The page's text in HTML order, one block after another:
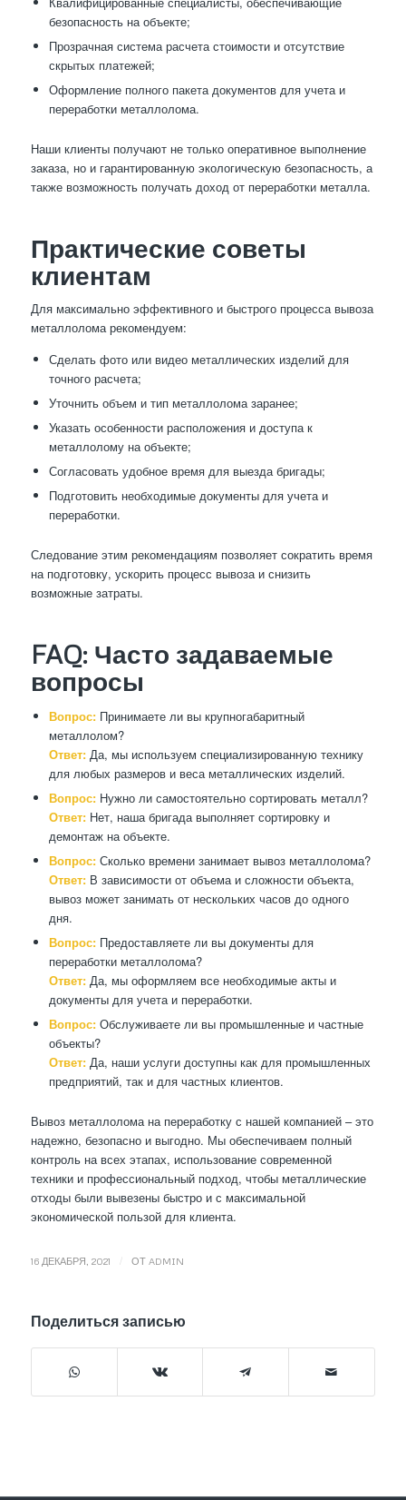
безопасность на объекте;
Прозрачная система расчета стоимости и отсутствие
скрытых платежей;
Оформление полного пакета документов для учета и
переработки металлолома.
Наши клиенты получают не только оперативное выполнение
заказа, но и гарантированную экологическую безопасность, а
также возможность получать доход от переработки металла.
Практические советы
клиентам
Для максимально эффективного и быстрого процесса вывоза
металлолома рекомендуем:
Сделать фото или видео металлических изделий для
точного расчета;
Уточнить объем и тип металлолома заранее;
Указать особенности расположения и доступа к
металлолому на объекте;
Согласовать удобное время для выезда бригады;
Подготовить необходимые документы для учета и
переработки.
Следование этим рекомендациям позволяет сократить время
на подготовку, ускорить процесс вывоза и снизить
возможные затраты.
FAQ: Часто задаваемые
вопросы
Вопрос:Принимаете ли вы крупногабаритный
металлолом?
Ответ:Да, мы используем специализированную технику
для любых размеров и веса металлических изделий.
Вопрос:Нужно ли самостоятельно сортировать металл?
Ответ:Нет, наша бригада выполняет сортировку и
демонтаж на объекте.
Вопрос:Сколько времени занимает вывоз металлолома?
Ответ:В зависимости от объема и сложности объекта,
вывоз может занимать от нескольких часов до одного
дня.
Вопрос:Предоставляете ли вы документы для
переработки металлолома?
Ответ:Да, мы оформляем все необходимые акты и
документы для учета и переработки.
Вопрос:Обслуживаете ли вы промышленные и частные
объекты?
Ответ:Да, наши услуги доступны как для промышленных
предприятий, так и для частных клиентов.
Вывоз металлолома на переработку с нашей компанией – это
надежно, безопасно и выгодно. Мы обеспечиваем полный
контроль на всех этапах, использование современной
техники и профессиональный подход, чтобы металлические
отходы были вывезены быстро и с максимальной
экономической пользой для клиента.
16 ДЕКАБРЯ, 2021 ОТ ADMIN
Поделиться записью